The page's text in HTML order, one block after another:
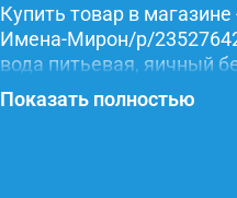
Купить товар в
Имена-Мирон/p/
вода питьевая, яичный
красители.
Показать полностью